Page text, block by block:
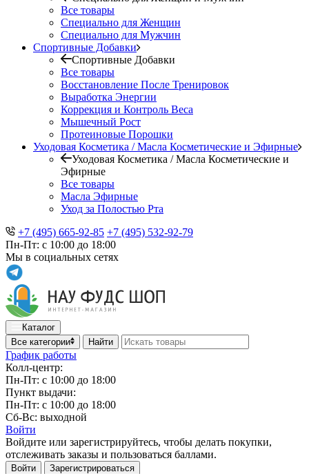
Все товары
Специально для Женщин
Специально для Мужчин
Спортивные Добавки
Спортивные Добавки
Все товары
Восстановление После Тренировок
Выработка Энергии
Коррекция и Контроль Веса
Мышечный Рост
Протеиновые Порошки
Уходовая Косметика / Масла Косметические и Эфирные
Уходовая Косметика / Масла Косметические и
Эфирные
Все товары
Масла Эфирные
Уход за Полостью Рта
+7 (495) 665-92-85 +7 (495) 532-92-79
Пн-Пт: с 10:00 до 18:00
Мы в социальных сетях
Каталог
Все категории
Найти
График работы
Колл-центр:
Пн-Пт: с 10:00 до 18:00
Пункт выдачи:
Пн-Пт: с 10:00 до 18:00
Сб-Вс: выходной
Войти
Войдите или зарегистрируйтесь, чтобы делать покупки,
отслеживать заказы и пользоваться баллами.
Войти Зарегистрироваться